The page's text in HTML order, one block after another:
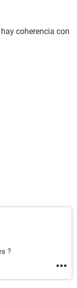
coherencia con
?